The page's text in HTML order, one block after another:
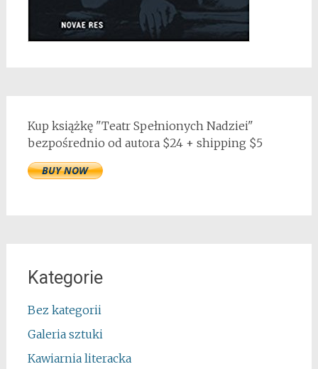
Kup książkę "Teatr Spełnionych Nadziei"
bezpośrednio od autora $24 + shipping $5
Kategorie
Bez kategorii
Galeria sztuki
Kawiarnia literacka